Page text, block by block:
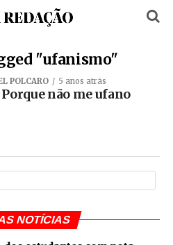
"ufanismo"
POLCARO 5 anos atrás
não me ufano
NOTÍCIAS